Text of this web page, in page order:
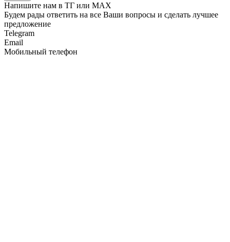
Напишите нам в ТГ или MAX
Будем рады ответить на все Ваши вопросы и сделать лучшее
предложение
Telegram
Email
Мобильный телефон